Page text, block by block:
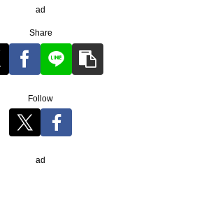
ad
Share
Follow
ad